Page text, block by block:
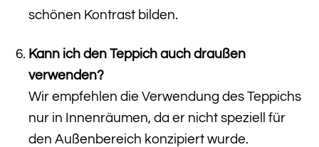
schönen Kontrast bilden.
Kann ich den Teppich auch draußen
verwenden?
Wir empfehlen die Verwendung des Teppichs
nur in Innenräumen, da er nicht speziell für
den Außenbereich konzipiert wurde.